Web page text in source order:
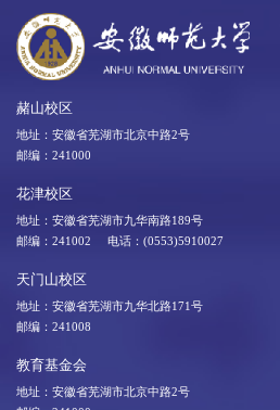
赭山校区
地址：安徽省芜湖市北京中路2号
邮编：241000
花津校区
地址：安徽省芜湖市九华南路189号
邮编：241002 电话：(0553)5910027
天门山校区
地址：安徽省芜湖市九华北路171号
邮编：241008
教育基金会
地址：安徽省芜湖市北京中路2号